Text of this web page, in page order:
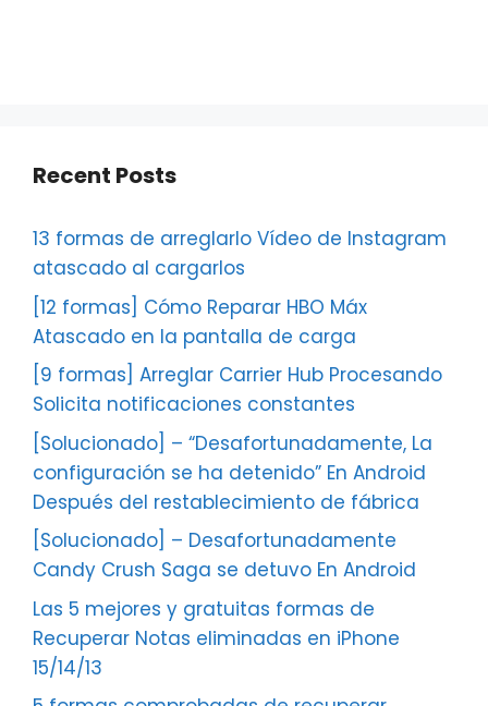
Recent Posts
13 formas de arreglarlo Vídeo de Instagram
atascado al cargarlos
[12 formas] Cómo Reparar HBO Máx
Atascado en la pantalla de carga
[9 formas] Arreglar Carrier Hub Procesando
Solicita notificaciones constantes
[Solucionado] – “Desafortunadamente, La
configuración se ha detenido” En Android
Después del restablecimiento de fábrica
[Solucionado] – Desafortunadamente
Candy Crush Saga se detuvo En Android
Las 5 mejores y gratuitas formas de
Recuperar Notas eliminadas en iPhone
15/14/13